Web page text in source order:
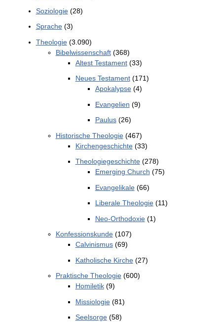
Soziologie(28)
Sprache(3)
Theologie(3.090)
Bibelwissenschaft(368)
Altest Testament(33)
Neues Testament(171)
Apokalypse(4)
Evangelien (9)
Paulus(26)
Historische Theologie(467)
Kirchengeschichte(33)
Theologiegeschichte(278)
Emerging Church (75)
Evangelikale(66)
Liberale Theologie(11)
Neo-Orthodoxie(1)
Konfessionskunde(107)
Calvinismus(69)
Katholische Kirche(27)
Praktische Theologie(600)
Homiletik(9)
Missiologie(81)
Seelsorge(58)